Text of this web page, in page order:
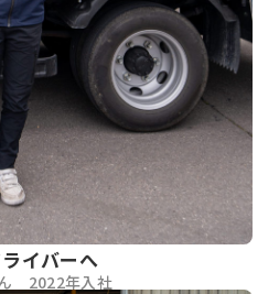
イバーへ
2022年入社